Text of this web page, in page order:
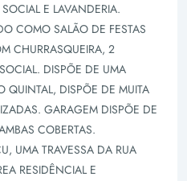
E LAVANDERIA.
COMO SALÃO DE FESTAS
CHURRASQUEIRA, 2
DISPÕE DE UMA
QUINTAL, DISPÕE DE MUITA
GARAGEM DISPÕE DE
COBERTAS.
UMA TRAVESSA DA RUA
RESIDÊNCIAL E